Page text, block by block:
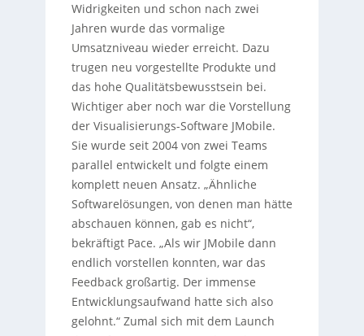
Widrigkeiten und schon nach zwei
Jahren wurde das vormalige
Umsatzniveau wieder erreicht. Dazu
trugen neu vorgestellte Produkte und
das hohe Qualitätsbewusstsein bei.
Wichtiger aber noch war die Vorstellung
der Visualisierungs-Software JMobile.
Sie wurde seit 2004 von zwei Teams
parallel entwickelt und folgte einem
komplett neuen Ansatz. „Ähnliche
Softwarelösungen, von denen man hätte
abschauen können, gab es nicht“,
bekräftigt Pace. „Als wir JMobile dann
endlich vorstellen konnten, war das
Feedback großartig. Der immense
Entwicklungsaufwand hatte sich also
gelohnt.“ Zumal sich mit dem Launch